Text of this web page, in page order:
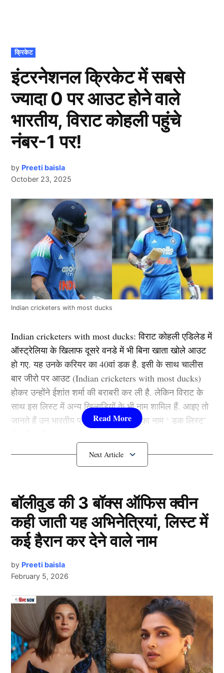
POSTED
IN
क्रिकेट
इंटरनेशनल क्रिकेट में सबसे
ज्यादा 0 पर आउट होने वाले
भारतीय, विराट कोहली पहुंचे
नंबर-1 पर!
by Preeti baisla
October 23, 2025
Indian cricketers with most ducks
Indian cricketers with most ducks: विराट कोहली एडिलेड में
ऑस्ट्रेलिया के खिलाफ दूसरे वनडे में भी बिना खाता खोले आउट
हो गए. यह उनके करियर का 40वां डक है. इसी के साथ चालीस
बार जीरो पर आउट (Indian cricketers with most ducks)
होकर उन्होंने ईशांत शर्मा की बराबरी कर ली है. लेकिन विराट के
साथ इस लिस्ट में अन्य खिलाड़ियों के भी नाम शामिल हैं. आइए तो
जानते हैं उन भारतीय प्लेयर्स के बारे में जिनका नाम ‘ डक लिस्ट’
Indian Cricketers With Most Ducks
लिस्ट में पहले नंबर पर भारत के पूर्व तेज़ गेंदबाज जहीर खान
Next Article
बॉलीवुड की 3 बॉक्स ऑफिस क्वीन
कही जाती यह अभिनेत्रियां, लिस्ट में
कई हैरान कर देने वाले नाम
by Preeti baisla
February 5, 2026